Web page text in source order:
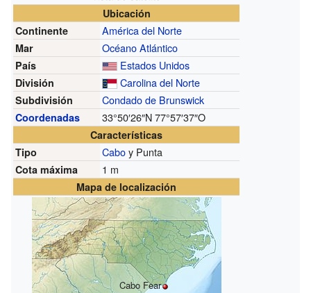
Ubicación
Continente
América del Norte
Mar Océano Atlántico
País Estados Unidos
División Carolina del Norte
Subdivisión Condado de Brunswick
Coordenadas 33°50′26″N77°57′37″O
Características
Tipo
Caboy Punta
Cota máxima 1 m
Mapa de localización
Cabo Fear